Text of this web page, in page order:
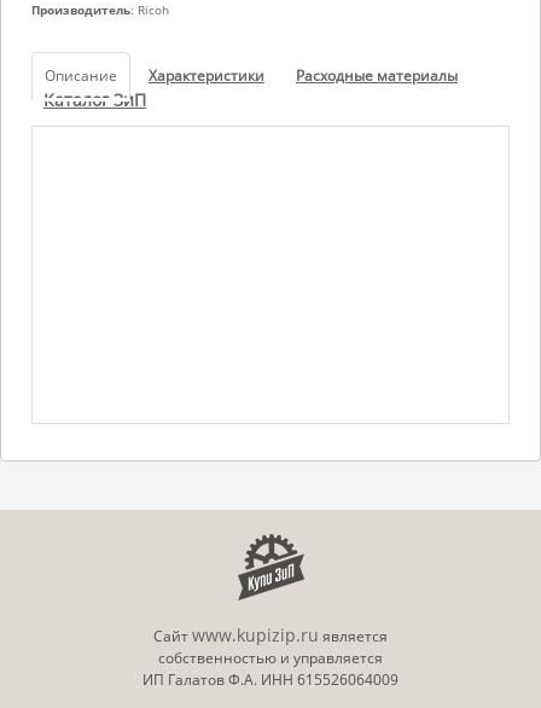
Производитель: Ricoh
Описание Характеристики Расходные материалы
Каталог ЗиП
Сайтwww.kupizip.ru является
собственностью и управляется
ИП Галатов Ф.А. ИНН 615526064009